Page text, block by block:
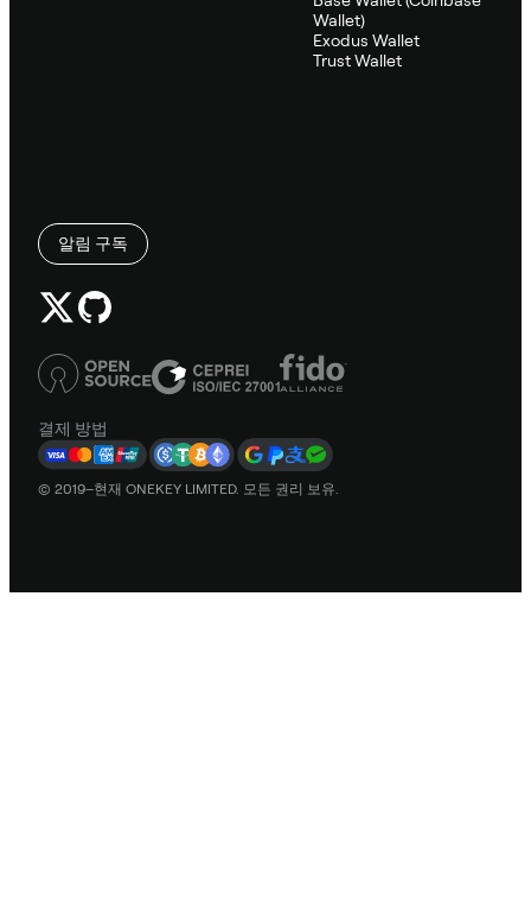
Wallet)
Exodus Wallet
Trust Wallet
알림 구독
결제 방법
© 2019–현재 ONEKEY LIMITED. 모든 권리 보유.